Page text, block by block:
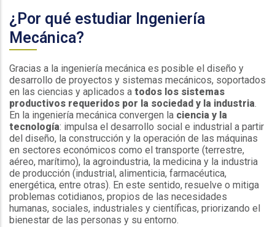
¿Por qué estudiar Ingeniería
Mecánica?
Gracias a la ingeniería mecánica es posible el diseño y
desarrollo de proyectos y sistemas mecánicos, soportados
en las ciencias y aplicados a todos los sistemas
productivos requeridos por la sociedad y la industria.
En la ingeniería mecánica convergen la ciencia y la
tecnología: impulsa el desarrollo social e industrial a partir
del diseño, la construcción y la operación de las máquinas
en sectores económicos como el transporte (terrestre,
aéreo, marítimo), la agroindustria, la medicina y la industria
de producción (industrial, alimenticia, farmacéutica,
energética, entre otras). En este sentido, resuelve o mitiga
problemas cotidianos, propios de las necesidades
humanas, sociales, industriales y científicas, priorizando el
bienestar de las personas y su entorno.